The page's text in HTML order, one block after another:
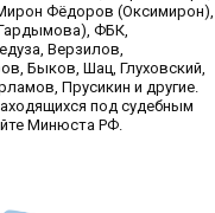
Фёдоров (Оксимирон),
ФБК,
Верзилов,
Быков, Шац, Глуховский,
Прусикин и другие.
под судебным
Минюста РФ.